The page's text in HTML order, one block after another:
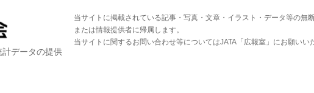
データの提供
当サイトに掲載されている記事・写真・文章・イラスト・データ等の無
または情報提供者に帰属します。
当サイトに関するお問い合わせ等についてはJATA「広報室」にお願いい